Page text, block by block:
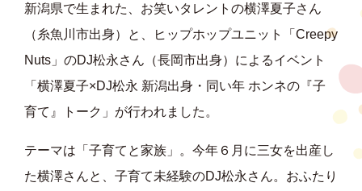
新潟県で生まれた、お笑いタレントの横澤夏子さん
（糸魚川市出身）と、ヒップホップユニット「Creepy
Nuts」のDJ松永さん（長岡市出身）によるイベント
「横澤夏子×DJ松永 新潟出身・同い年 ホンネの『子
育て』トーク」が行われました。
テーマは「子育てと家族」。今年６月に三女を出産し
た横澤さんと、子育て未経験のDJ松永さん。おふたり